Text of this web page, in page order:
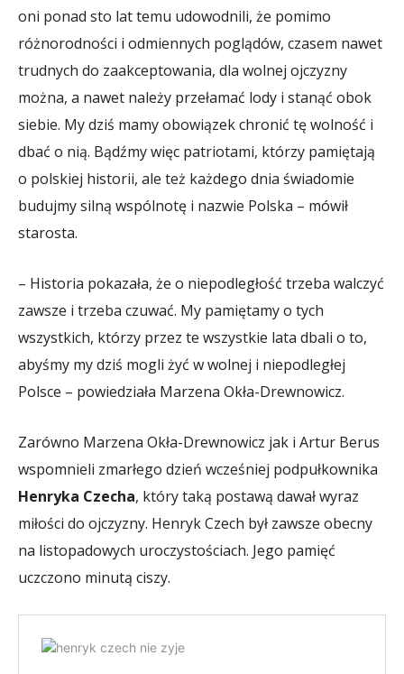
oni ponad sto lat temu udowodnili, że pomimo
różnorodności i odmiennych poglądów, czasem nawet
trudnych do zaakceptowania, dla wolnej ojczyzny
można, a nawet należy przełamać lody i stanąć obok
siebie. My dziś mamy obowiązek chronić tę wolność i
dbać o nią. Bądźmy więc patriotami, którzy pamiętają
o polskiej historii, ale też każdego dnia świadomie
budujmy silną wspólnotę i nazwie Polska – mówił
starosta.
– Historia pokazała, że o niepodległość trzeba walczyć
zawsze i trzeba czuwać. My pamiętamy o tych
wszystkich, którzy przez te wszystkie lata dbali o to,
abyśmy my dziś mogli żyć w wolnej i niepodległej
Polsce – powiedziała Marzena Okła-Drewnowicz.
Zarówno Marzena Okła-Drewnowicz jak i Artur Berus
wspomnieli zmarłego dzień wcześniej podpułkownika
Henryka Czecha, który taką postawą dawał wyraz
miłości do ojczyzny. Henryk Czech był zawsze obecny
na listopadowych uroczystościach. Jego pamięć
uczczono minutą ciszy.